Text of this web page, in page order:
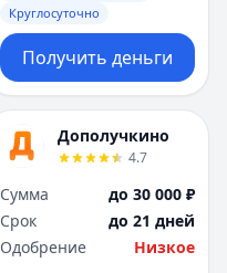
Круглосуточно
Получить деньги
Дополучкино
4.7
Сумма
до 30 000 ₽
Срок
до 21 дней
Одобрение
Низкое